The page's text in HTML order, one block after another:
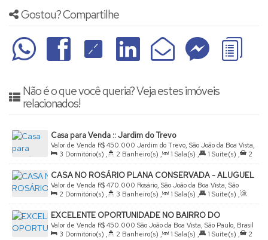
Gostou? Compartilhe
Não é o que você queria? Veja estes imóveis
relacionados!
Casa para Venda :: Jardim do Trevo
R$ 450.000
Valor de Venda
Jardim do Trevo, São João da Boa Vista,
São Paulo, Brasil
3 Dormitório(s) , 2 Banheiro(s) , 1 Sala(s) , 1 Suíte(s) ,
2
Vaga(s) , Útil: 189.00m² , Terreno: 125.00m²
CASA NO ROSÁRIO PLANA CONSERVADA - ALUGUEL
E VENDA
R$ 470.000
Valor de Venda
Rosário, São João da Boa Vista, São
Paulo, Brasil
2 Dormitório(s) , 3 Banheiro(s) , 1 Sala(s) , 1 Suíte(s) ,
Total: 162.00m² , 1 Vaga(s) , Terreno: 224.00m²
EXCELENTE OPORTUNIDADE NO BAIRRO DO
PRATINHA
R$ 450.000
Valor de Venda
São João da Boa Vista, São Paulo, Brasil
3 Dormitório(s) , 2 Banheiro(s) , 1 Sala(s) , 1 Suíte(s) ,
2